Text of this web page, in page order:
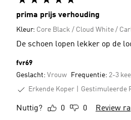
prima prijs verhouding
Kleur: Core Black / Cloud White /
fvr69
Geslacht: Vrouw Frequentie: 2-3
Erkende Koper
Gestimuleerde
Nuttig? 0 0 Review